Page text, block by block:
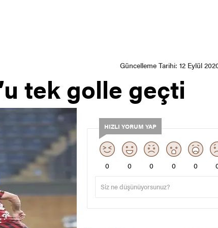
Güncelleme Tarihi: 12 Eylül
tek golle geçti
HIZLI YORUM YAP
0 0 0 0 0